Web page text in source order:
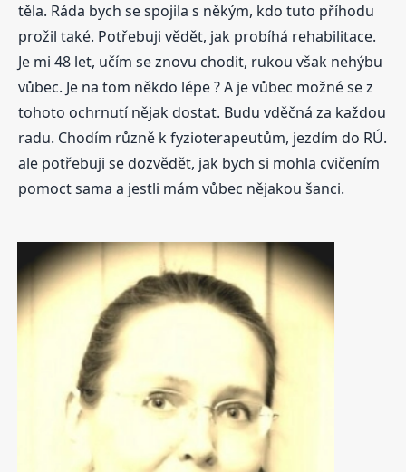
těla. Ráda bych se spojila s někým, kdo tuto příhodu
prožil také. Potřebuji vědět, jak probíhá rehabilitace.
Je mi 48 let, učím se znovu chodit, rukou však nehýbu
vůbec. Je na tom někdo lépe ? A je vůbec možné se z
tohoto ochrnutí nějak dostat. Budu vděčná za každou
radu. Chodím různě k fyzioterapeutům, jezdím do RÚ.
ale potřebuji se dozvědět, jak bych si mohla cvičením
pomoct sama a jestli mám vůbec nějakou šanci.